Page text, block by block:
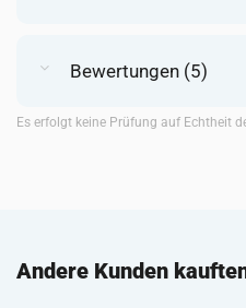
Bewertungen (5)
Es erfolgt keine Prüfung auf Echtheit
Andere Kunden